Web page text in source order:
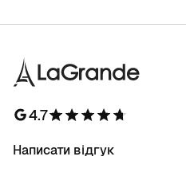
4.7
Написати відгук